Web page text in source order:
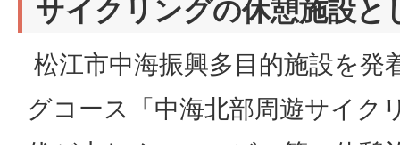
サイクリングの休憩施設と
松江市中海振興多目的施設を
グコース「中海北部周遊サイク